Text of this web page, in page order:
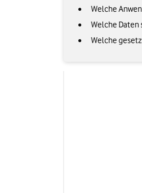
Welche
Welche Daten
Welche